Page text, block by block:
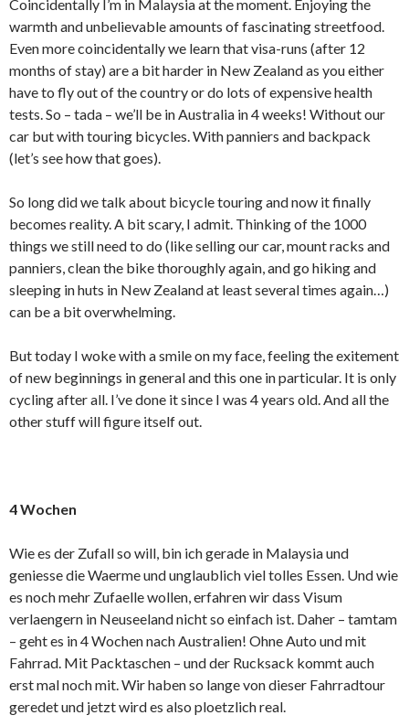
Coincidentally I’m in Malaysia at the moment. Enjoying the
warmth and unbelievable amounts of fascinating streetfood.
Even more coincidentally we learn that visa-runs (after 12
months of stay) are a bit harder in New Zealand as you either
have to fly out of the country or do lots of expensive health
tests. So – tada – we’ll be in Australia in 4 weeks! Without our
car but with touring bicycles. With panniers and backpack
(let’s see how that goes).
So long did we talk about bicycle touring and now it finally
becomes reality. A bit scary, I admit. Thinking of the 1000
things we still need to do (like selling our car, mount racks and
panniers, clean the bike thoroughly again, and go hiking and
sleeping in huts in New Zealand at least several times again…)
can be a bit overwhelming.
But today I woke with a smile on my face, feeling the exitement
of new beginnings in general and this one in particular. It is only
cycling after all. I’ve done it since I was 4 years old. And all the
other stuff will figure itself out.
4 Wochen
Wie es der Zufall so will, bin ich gerade in Malaysia und
geniesse die Waerme und unglaublich viel tolles Essen. Und wie
es noch mehr Zufaelle wollen, erfahren wir dass Visum
verlaengern in Neuseeland nicht so einfach ist. Daher – tamtam
– geht es in 4 Wochen nach Australien! Ohne Auto und mit
Fahrrad. Mit Packtaschen – und der Rucksack kommt auch
erst mal noch mit. Wir haben so lange von dieser Fahrradtour
geredet und jetzt wird es also ploetzlich real.